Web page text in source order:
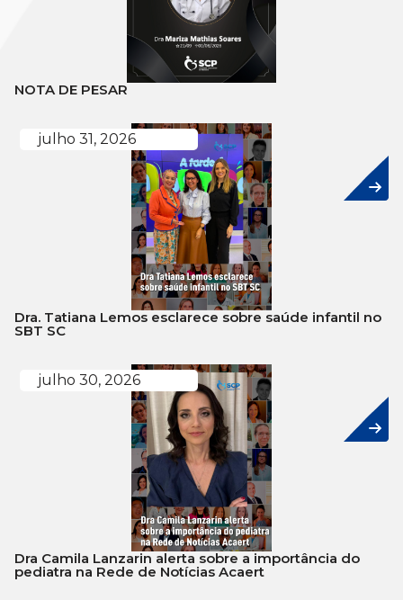
NOTA DE PESAR
julho 31, 2026
Dra. Tatiana Lemos esclarece sobre saúde infantil no
SBT SC
julho 30, 2026
Dra Camila Lanzarin alerta sobre a importância do
pediatra na Rede de Notícias Acaert